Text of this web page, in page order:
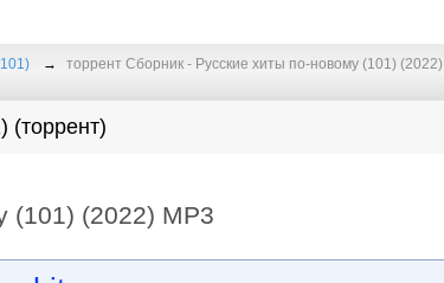
торрент Сборник - Русские хиты по-новому (101) (2022)
(торрент)
(101) (2022) MP3